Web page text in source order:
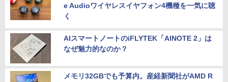
e Audioワイヤレスイヤフォン4機種を一気に聴
く
AIスマートノートのiFLYTEK「AINOTE 2」は
なぜ魅力的なのか？
メモリ32GBでも予算内。産経新聞社がAMD R